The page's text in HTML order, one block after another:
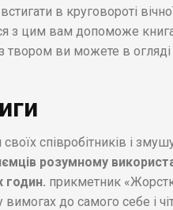
в круговороті
з цим вам допоможе
ви можете в огляді
співробітників і
розумному
годин. прикметник
до самого себе і